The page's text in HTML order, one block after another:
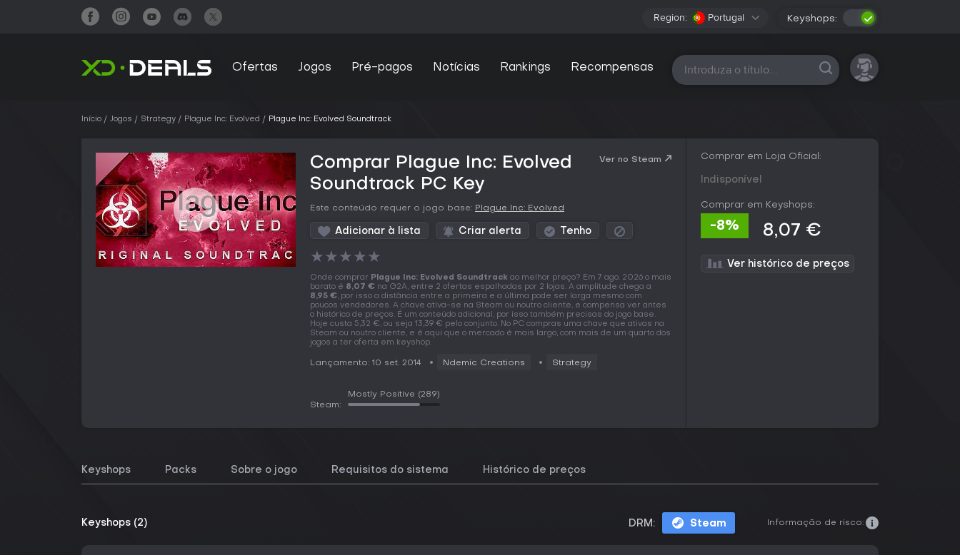
Region: Portugal Keyshops:
Ofertas Jogos Pré-pagos Notícias Rankings Recompensas Todas as plataformas
Início Jogos Strategy Plague Inc: Evolved Plague Inc: Evolved Soundtrack
Comprar Plague Inc: Evolved
Soundtrack PC Key
Ver no Steam
Este conteúdo requer o jogo base: Plague Inc: Evolved
Adicionar à lista Criar alerta Tenho
★★★★★
Onde comprar Plague Inc: Evolved Soundtrack ao melhor preço? Em 7 ago. 2026 o mais
barato é 8,07 € na G2A, entre 2 ofertas espalhadas por 2 lojas. A amplitude chega a
8,95 €, por isso a distância entre a primeira e a última pode ser larga mesmo com
poucos vendedores. A chave ativa-se na Steam ou noutro cliente, e compensa ver antes
o histórico de preços. É um conteúdo adicional, por isso também precisas do jogo base.
Hoje custa 5,32 €, ou seja 13,39 € pelo conjunto. No PC compras uma chave que ativas na
Steam ou noutro cliente, e é aqui que o mercado é mais largo, com mais de um quarto dos
jogos a ter oferta em keyshop.
Lançamento: 10 set. 2014 Ndemic Creations Strategy
Steam:
Mostly Positive (289)
Comprar em Loja Oficial:
Indisponível
Comprar em Keyshops:
-8% 8,07 €
Ver histórico de preços
Keyshops Packs Sobre o jogo Requisitos do sistema Histórico de preços
Keyshops (2) DRM: Steam Informação de risco: